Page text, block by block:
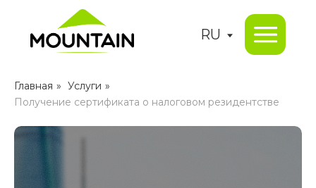
Главная » Услуги »
Получение сертификата о налоговом резидентстве